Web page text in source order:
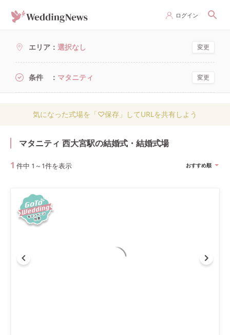
ログイン
エリア 選択なし 変更
条件 マタニティ 変更
気になった式場を「♡保存」してURLを共有しよう
マタニティ 西大宮駅の結婚式・結婚式場
1 件中 1 ～ 1件を表示 おすすめ順